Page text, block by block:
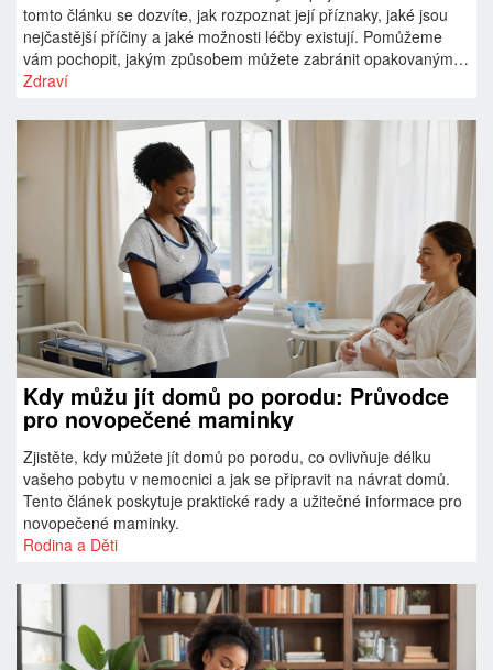
tomto článku se dozvíte, jak rozpoznat její příznaky, jaké jsou
nejčastější příčiny a jaké možnosti léčby existují. Pomůžeme
vám pochopit, jakým způsobem můžete zabránit opakovaným
infekcím a udržet zdraví vaší ústní dutiny.
Zdraví
Kdy můžu jít domů po porodu: Průvodce
pro novopečené maminky
Zjistěte, kdy můžete jít domů po porodu, co ovlivňuje délku
vašeho pobytu v nemocnici a jak se připravit na návrat domů.
Tento článek poskytuje praktické rady a užitečné informace pro
novopečené maminky.
Rodina a Děti